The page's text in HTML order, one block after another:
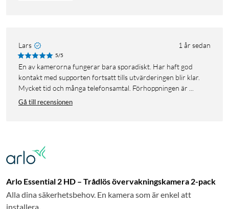
Lars 1 år sedan
5/5
En av kamerorna fungerar bara sporadiskt. Har haft god
kontakt med supporten fortsatt tills utvärderingen blir klar.
Mycket tid och många telefonsamtal. Förhoppningen är ...
Gå till recensionen
Arlo Essential 2 HD – Trådlös övervakningskamera 2-pack
Alla dina säkerhetsbehov. En kamera som är enkel att
installera.